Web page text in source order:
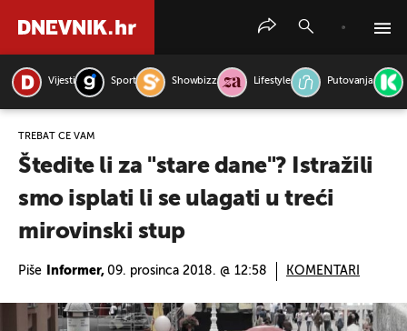
Vijesti Sport Showbizz Lifestyle Putovanja
TREBAT ĆE VAM
Štedite li za "stare dane"? Istražili
smo isplati li se ulagati u treći
mirovinski stup
Piše Informer, 09. prosinca 2018. @ 12:58 KOMENTARI
PRETRAŽITE VIJESTI